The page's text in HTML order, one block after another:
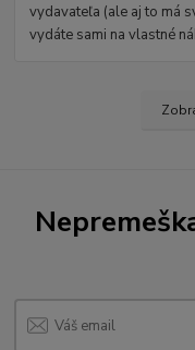
vydavateľa (ale aj to má
vydáte sami na vlastné